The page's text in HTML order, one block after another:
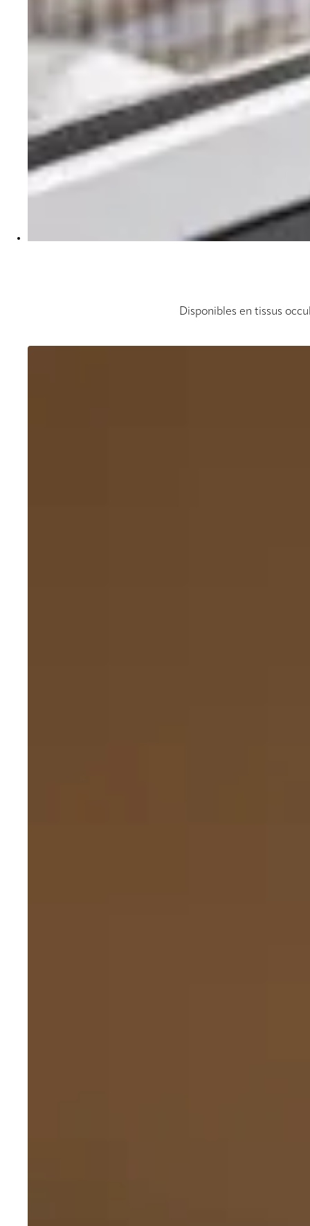
Disponibles en tissus